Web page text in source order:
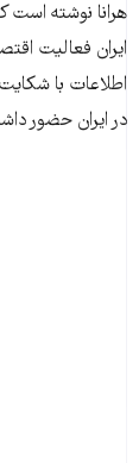
هرانا نوشته است
ایران فعالیت
در ایران حضور